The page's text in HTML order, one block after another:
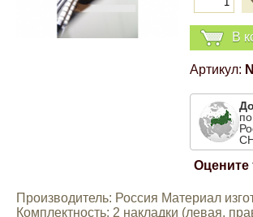
В
Артикул:
Оцените
Производитель: Россия Материал
Комплектность: 2 накладки (левая,
Компрессионные фитинги Poliext
Lada
Флуоресцентные краски
Эмали универсальные акриловые
Магнитные панели на холодильник